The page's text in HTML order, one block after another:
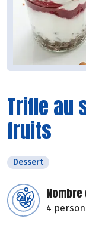
Trifle au
fruits
Dessert
4